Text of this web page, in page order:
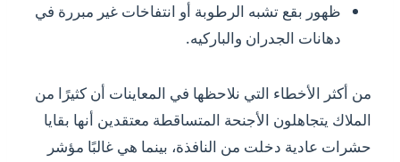
ظهور بقع تشبه الرطوبة أو انتفاخات غير مبررة في
دهانات الجدران والباركيه.
من أكثر الأخطاء التي نلاحظها في المعاينات أن كثيرًا من
الملاك يتجاهلون الأجنحة المتساقطة معتقدين أنها بقايا
حشرات عادية دخلت من النافذة، بينما هي غالبًا مؤشر